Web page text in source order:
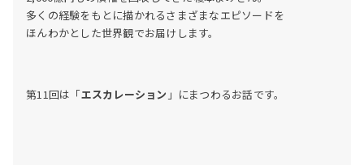
多くの経験をもとに描かれるさまざまなエピソードを
ほんわかとした世界観でお届けします。
第11回は「エスカレーション 」にまつわるお話です。